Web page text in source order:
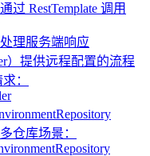
通过 RestTemplate 调用
处理服务端响应
）提供远程配置的流程
：
多仓库场景：